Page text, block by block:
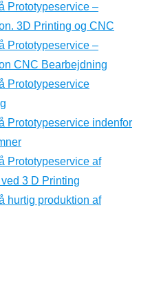
Prototypeservice –
3D Printing og CNC
Prototypeservice –
CNC Bearbejdning
Prototypeservice
Prototypeservice indenfor
Prototypeservice af
3 D Printing
hurtig produktion af